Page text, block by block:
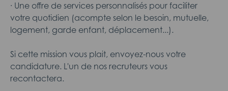
· Une offre de services personnalisés pour faciliter
votre quotidien (acompte selon le besoin, mutuelle,
logement, garde enfant, déplacement...).
Si cette mission vous plait, envoyez-nous votre
candidature. L'un de nos recruteurs vous
recontactera.